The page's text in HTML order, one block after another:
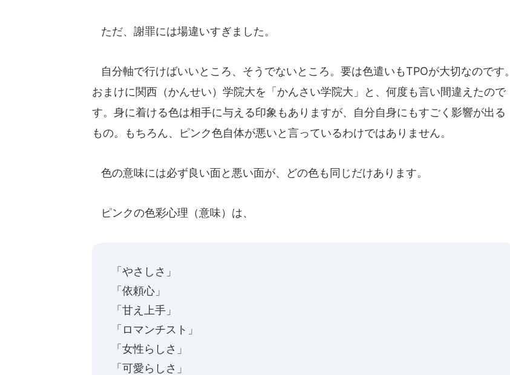
ただ、謝罪には場違いすぎました。
自分軸で行けばいいところ、そうでないところ。要は色遣いもTPOが大切なのです。
おまけに関西（かんせい）学院大を「かんさい学院大」と、何度も言い間違えたので
す。身に着ける色は相手に与える印象もありますが、自分自身にもすごく影響が出る
もの。もちろん、ピンク色自体が悪いと言っているわけではありません。
色の意味には必ず良い面と悪い面が、どの色も同じだけあります。
ピンクの色彩心理（意味）は、
「やさしさ」
「依頼心」
「甘え上手」
「ロマンチスト」
「女性らしさ」
「可愛らしさ」